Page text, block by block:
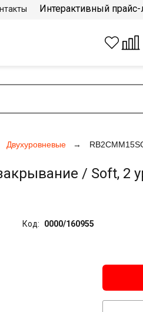
Двухуровневые
/ Soft, 2
Код: 0000/160955
Интерактивный прайс-